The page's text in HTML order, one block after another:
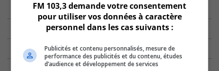
FM 103,3 demande votre consentement
pour utiliser vos données à caractère
personnel dans les cas suivants :
Publicités et contenu personnalisés, mesure de
performance des publicités et du contenu, études
d’audience et développement de services